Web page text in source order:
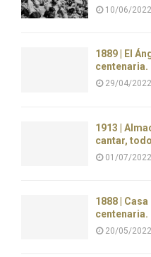
10/06/2022
1889 | El
centenaria.
29/04/2022
1913 |
cantar,
01/07/2022
1888 |
centenaria.
20/05/2022